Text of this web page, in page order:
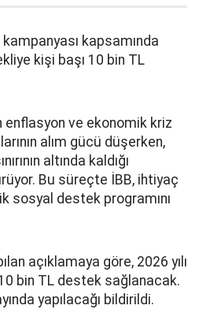
kapsamında
kişi başı 10 bin TL
enflasyon ve ekonomik kriz
alım gücü düşerken,
altında kaldığı
Bu süreçte İBB, ihtiyaç
sosyal destek programını
açıklamaya göre, 2026 yılı
bin TL destek sağlanacak.
yapılacağı bildirildi.